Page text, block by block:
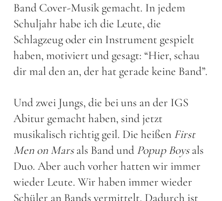
Band Cover-Musik gemacht. In jedem
Schuljahr habe ich die Leute, die
Schlagzeug oder ein Instrument gespielt
haben, motiviert und gesagt: “Hier, schau
dir mal den an, der hat gerade keine Band”.
Und zwei Jungs, die bei uns an der IGS
Abitur gemacht haben, sind jetzt
musikalisch richtig geil. Die heißen First
Men on Marsals Band und Popup Boysals
Duo. Aber auch vorher hatten wir immer
wieder Leute. Wir haben immer wieder
Schüler an Bands vermittelt. Dadurch ist